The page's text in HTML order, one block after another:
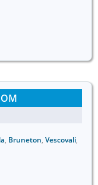
OM
, Bruneton, Vescovali,